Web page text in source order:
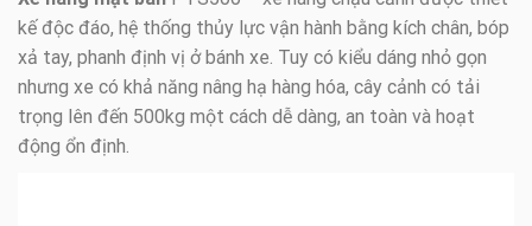
kế độc đáo, hệ thống thủy lực vận hành bằng kích chân, bóp
xả tay, phanh định vị ở bánh xe. Tuy có kiểu dáng nhỏ gọn
nhưng xe có khả năng nâng hạ hàng hóa, cây cảnh có tải
trọng lên đến 500kg một cách dễ dàng, an toàn và hoạt
động ổn định.